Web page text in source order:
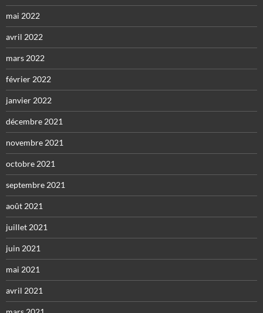
mai 2022
avril 2022
mars 2022
février 2022
janvier 2022
décembre 2021
novembre 2021
octobre 2021
septembre 2021
août 2021
juillet 2021
juin 2021
mai 2021
avril 2021